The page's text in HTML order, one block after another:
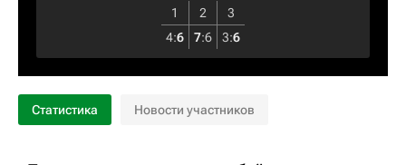
1 2
3
4:6 7:6 3:6
Статистика Новости участников